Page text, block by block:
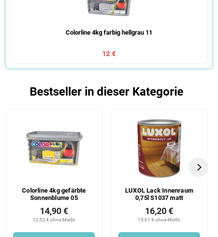
Colorline 4kg farbig hellgrau 11
12 €
Bestseller in dieser Kategorie
Colorline 4kg gefärbte
Sonnenblume 05
14,90 €
12,52 € ohne MwSt.
LUXOL Lack Innenraum
0,75l S1037 matt
16,20 €
13,61 € ohne MwSt.